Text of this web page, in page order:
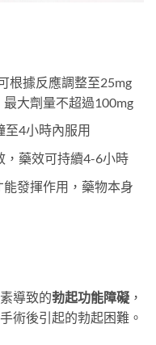
根據反應調整至25mg
大劑量不超過100mg
至4小時內服用
，藥效可持續4-6小時
能發揮作用，藥物本身
導致的勃起功能障礙 ，
術後引起的勃起困難。